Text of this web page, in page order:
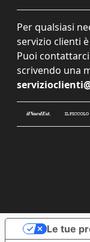
Per qualsiasi
servizio clienti
Puoi
scrivendo una
Le tue